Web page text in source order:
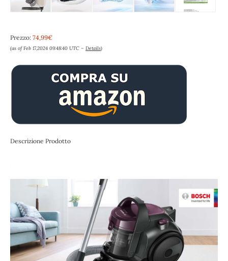
Prezzo: 74,99€
(as of Feb 17,2024 09:48:40 UTC – Details)
Descrizione Prodotto